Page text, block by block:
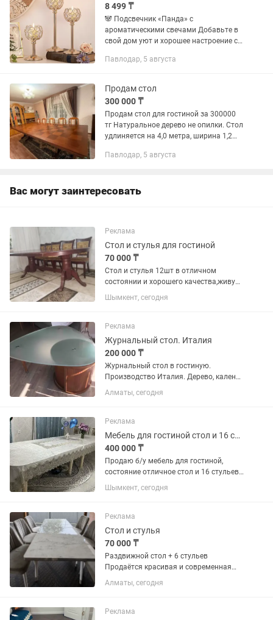
8 499 ₸
🐼 Подсвечник «Панда» с
ароматическими свечами Добавьте в
свой дом уют и хорошее настроение с
панды. Милый дизайн станет
свечи...
Павлодар, 5 августа
Продам стол
300 000 ₸
Продам стол для гостиной за 300000
тг Натуральное дерево не опилки. Стол
удлиняется на 4,0 метра, ширина 1,2
метра
Павлодар, 5 августа
Вас могут заинтересовать
Реклама
Стол и стулья для гостиной
70 000 ₸
Стол и стулья 12шт в отличном
состоянии и хорошего качества,живу
Шымкенте на востоке мкр, 80мын,
договорная цена
Шымкент, сегодня
Реклама
Журнальный стол. Италия
200 000 ₸
Журнальный стол в гостиную.
Производство Италия. Дерево, каленое
матовое стекло. Скрытый
декоративный секретер для хранения
45см. Был куплен за 560000 в
мебельном...
Алматы, сегодня
Реклама
Мебель для гостиной стол и 16 стульев б/у
400 000 ₸
Продаю б/у мебель для гостиной,
состояние отличное стол и 16 стульев,
цвет слоновая кость
Шымкент, сегодня
Реклама
Стол и стулья
70 000 ₸
Раздвижной стол + 6 стульев
Продаётся красивая и современная
обеденная группа для дома, кухни,
гостиной или террасы. В комплекте:
необходимости увеличивается в...
Алматы, сегодня
Реклама